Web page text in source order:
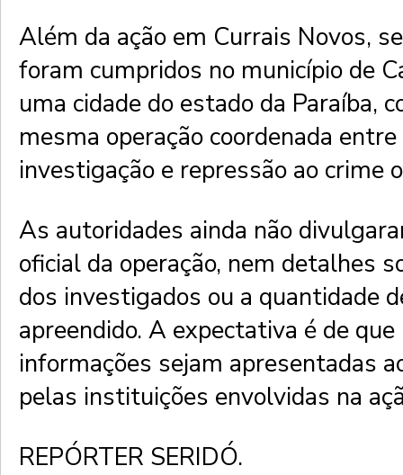
Além da ação em Currais Novos,
foram cumpridos no município de
uma cidade do estado da Paraíba,
mesma operação coordenada
investigação e repressão ao crime
As autoridades ainda não
oficial da operação, nem detalhes
dos investigados ou a quantidade
apreendido. A expectativa é de que
informações sejam apresentadas
pelas instituições envolvidas na
REPÓRTER SERIDÓ.